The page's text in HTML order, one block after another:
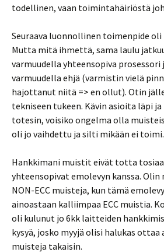
todellinen, vaan toimintahäiriöstä
Seuraava luonnollinen toimenpide oli
Mutta mitä ihmettä, sama laulu
varmuudella yhteensopiva prosessori
varmuudella ehjä (varmistin vielä
hajottanut niitä => en ollut). Otin
tekniseen tukeen. Kävin asioita läpi ja
totesin, voisiko ongelma olla
oli jo vaihdettu ja silti mikään ei toimi.
Hankkimani muistit eivät totta
yhteensopivat emolevyn kanssa.
NON-ECC muisteja, kun tämä
ainoastaan kalliimpaa ECC muistia.
oli kulunut jo 6kk laitteiden
kysyä, josko myyjä olisi halukas
muisteja takaisin.